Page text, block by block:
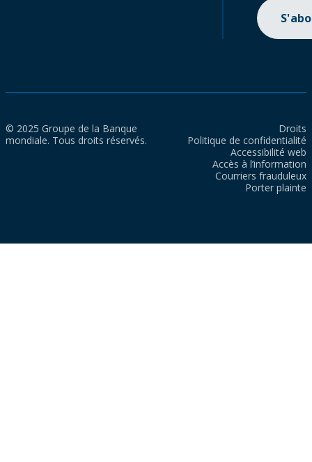
© 2025 Groupe de la Banque
mondiale. Tous droits réservés.
Droits
Politique de confidentialité
Accessibilité web
Accès à l’information
Courriers frauduleux
Porter plainte